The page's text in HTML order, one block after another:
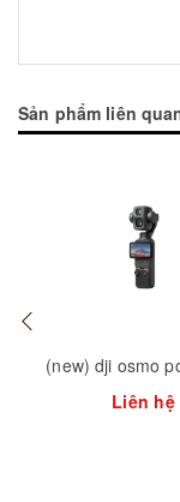
Sản phẩm liên
(new) dji osmo
Liên hệ